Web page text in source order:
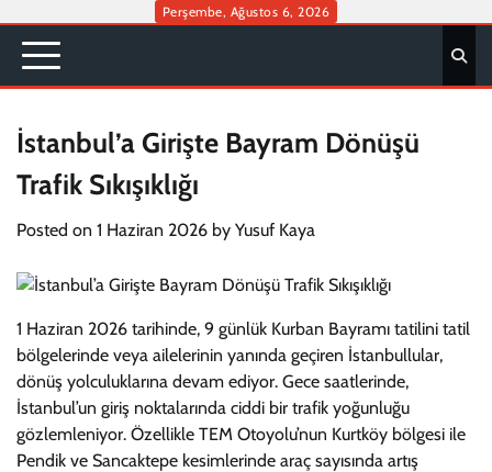
content
Perşembe, Ağustos 6, 2026
İstanbul’a Girişte Bayram Dönüşü
Trafik Sıkışıklığı
Posted on 1 Haziran 2026 by Yusuf Kaya
1 Haziran 2026 tarihinde, 9 günlük Kurban Bayramı tatilini tatil
bölgelerinde veya ailelerinin yanında geçiren İstanbullular,
dönüş yolculuklarına devam ediyor. Gece saatlerinde,
İstanbul’un giriş noktalarında ciddi bir trafik yoğunluğu
gözlemleniyor. Özellikle TEM Otoyolu’nun Kurtköy bölgesi ile
Pendik ve Sancaktepe kesimlerinde araç sayısında artış